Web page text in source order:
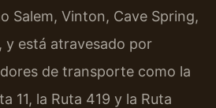
Salem, Vinton, Cave Spring,
y está atravesado por
de transporte como la
11, la Ruta 419 y la Ruta